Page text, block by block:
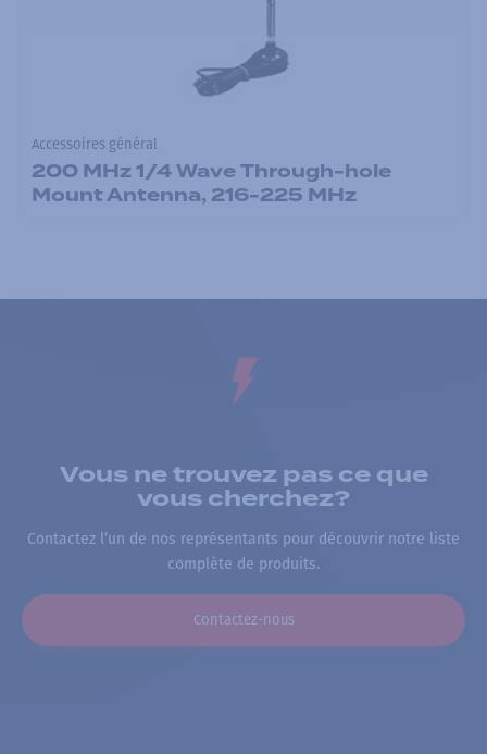
Accessoires général
200 MHz 1/4 Wave Through-hole
Mount Antenna, 216-225 MHz
Vous ne trouvez pas ce que
vous cherchez?
Contactez l’un de nos représentants pour découvrir notre liste
complète de produits.
Contactez-nous